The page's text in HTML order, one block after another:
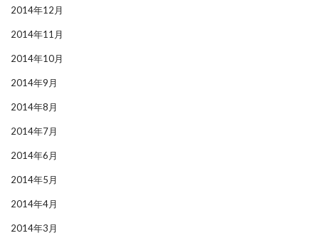
2014年12月
2014年11月
2014年10月
2014年9月
2014年8月
2014年7月
2014年6月
2014年5月
2014年4月
2014年3月